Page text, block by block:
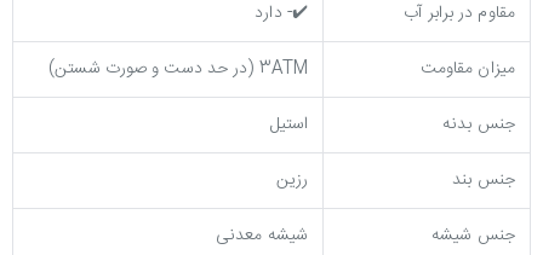
مقاوم در برابر آب
✔️- دارد
میزان مقاومت
3ATM (در حد دست و صورت شستن)
جنس بدنه
استیل
جنس بند
رزین
جنس شیشه
شیشه معدنی